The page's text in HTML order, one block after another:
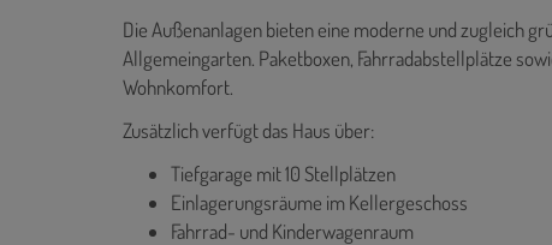
Die Außenanlagen bieten eine moderne und zugleich
Allgemeingarten. Paketboxen, Fahrradabstellplätze
Wohnkomfort.
Zusätzlich verfügt das Haus über:
Tiefgarage mit 10 Stellplätzen
Einlagerungsräume im Kellergeschoss
Fahrrad- und Kinderwagenraum